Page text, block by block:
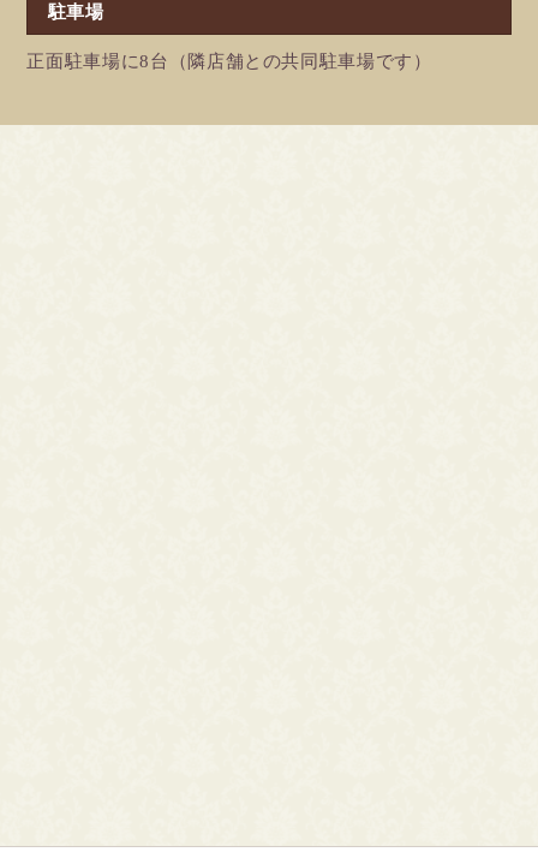
駐車場
正面駐車場に8台（隣店舗との共同駐車場です）